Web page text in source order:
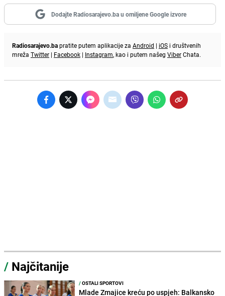
Dodajte Radiosarajevo.ba u omiljene Google izvore
Radiosarajevo.bapratite putem aplikacije za Android | iOS i društvenih
mreža Twitter | Facebook | Instagram, kao i putem našeg ViberChata.
/ Najčitanije
/OSTALI SPORTOVI
Mlade Zmajice kreću po uspjeh: Balkansko